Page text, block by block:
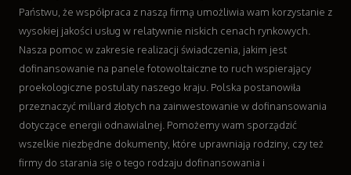
Materiały Eksploatacyjne
Inne Sklepy
Sprzęt
Maszyny
Narzędzia
Przemysł Metalowy
Transport
Transport
Państwu, że współpraca z naszą firmą umożliwia wam korzystanie z
wysokiej jakości usług w relatywnie niskich cenach rynkowych.
Nasza pomoc w zakresie realizacji świadczenia, jakim jest
dofinansowanie na panele fotowoltaiczne to ruch wspierający
proekologiczne postulaty naszego kraju. Polska postanowiła
przeznaczyć miliard złotych na zainwestowanie w dofinansowania
dotyczące energii odnawialnej. Pomożemy wam sporządzić
wszelkie niezbędne dokumenty, które uprawniają rodziny, czy też
firmy do starania się o tego rodzaju dofinansowania i